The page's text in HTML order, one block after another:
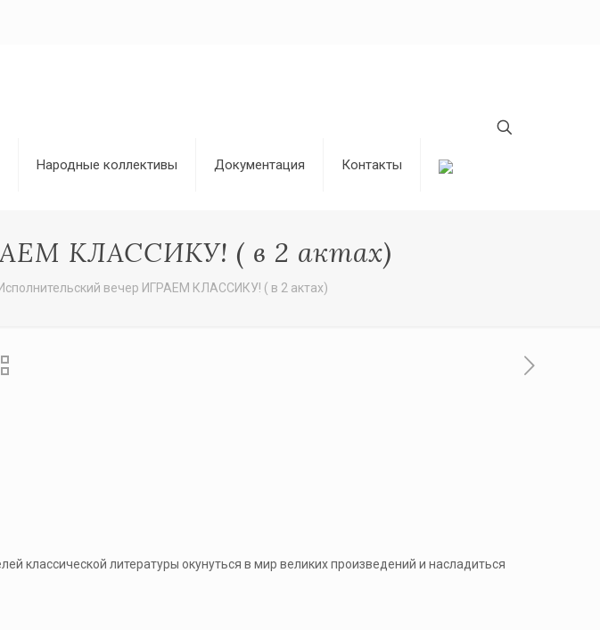
Народные коллективы Документация Контакты
КЛАССИКУ! ( в 2 актах)
Исполнительский вечер ИГРАЕМ КЛАССИКУ! ( в 2 актах)
классической литературы окунуться в мир великих произведений и насладиться